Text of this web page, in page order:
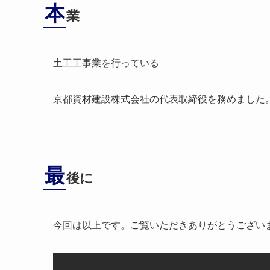
本業
土工工事業を行っている
京都資材建設株式会社の代表取締役を務めました。
最後に
今回は以上です。ご覧いただきありがとうござい